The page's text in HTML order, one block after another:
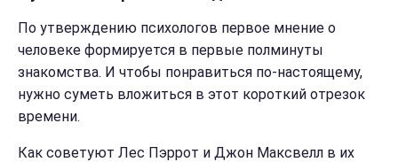
По утверждению психологов первое мнение о
человеке формируется в первые полминуты
знакомства. И чтобы понравиться по-настоящему,
нужно суметь вложиться в этот короткий отрезок
времени.
Как советуют Лес Пэррот и Джон Максвелл в их